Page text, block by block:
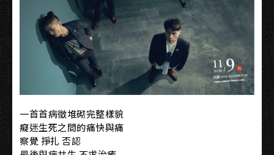
一首首病徵堆砌完整樣貌
癡迷生死之間的痛快與痛
察覺 掙扎 否認